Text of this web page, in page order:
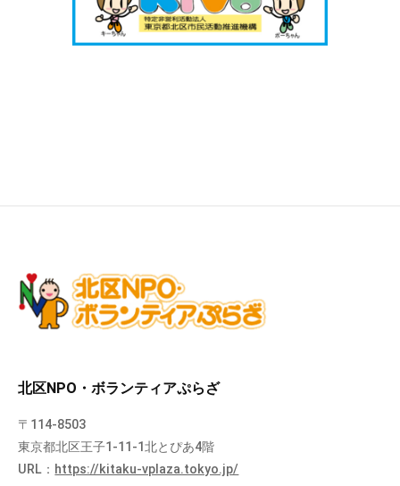
北区NPO・ボランティアぷらざ
〒114-8503
東京都北区王子1-11-1北とぴあ4階
URL： https://kitaku-vplaza.tokyo.jp/